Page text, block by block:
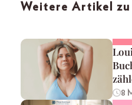
Weitere Artikel zu
8